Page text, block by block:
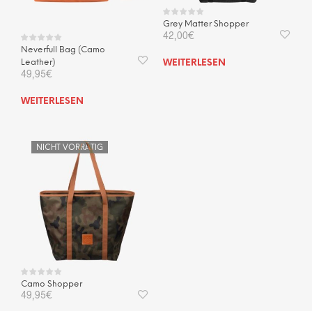
Neverfull Bag (Camo
Leather)
49,95€
WEITERLESEN
Grey Matter Shopper
42,00€
WEITERLESEN
NICHT VORRÄTIG
Camo Shopper
49,95€